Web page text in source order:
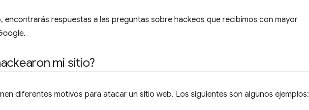
encontrarás respuestas a las preguntas sobre hackeos que recibimos con mayor
mi sitio?
diferentes motivos para atacar un sitio web. Los siguientes son algunos ejemplos: